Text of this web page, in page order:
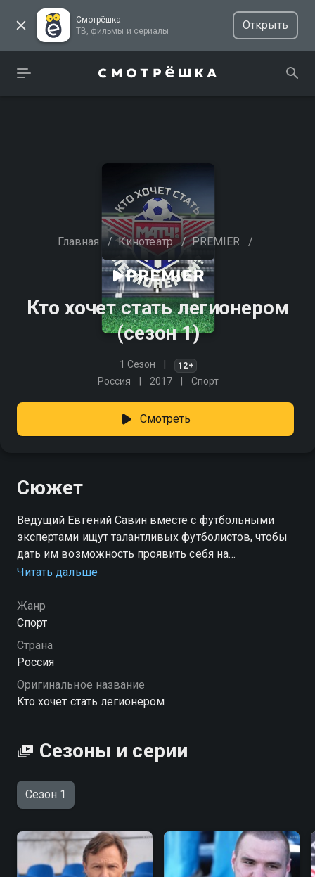
Смотрёшка
ТВ, фильмы и сериалы
Открыть
Главная / Кинотеатр / PREMIER /
Кто хочет стать легионером
(сезон 1)
1 Сезон 12+
Россия 2017 Спорт
Смотреть
Сюжет
Ведущий Евгений Савин вместе с футбольными
экспертами ищут талантливых футболистов, чтобы
дать им возможность проявить себя на
профессиональном уровне. После жесткого отбора
на базу, где их будут ждать тренировки и настоящие
испытания.
Посмотреть онлайн 1 сезон сериала Кто хочет стать
хорошем HD качестве на Смотрёшке
Читать дальше
Жанр
Спорт
Страна
Россия
Оригинальное название
Кто хочет стать легионером
Сезоны и серии
Сезон 1